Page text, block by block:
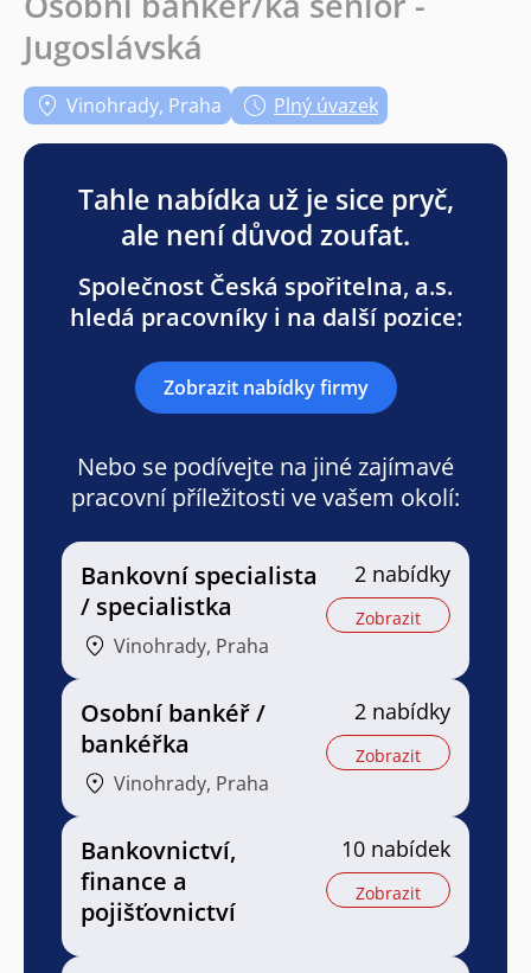
Jugoslávská
Vinohrady, Praha Plný úvazek
Tahle nabídka už je sice pryč,
ale není důvod zoufat.
Společnost Česká spořitelna, a.s.
hledá pracovníky i na další pozice:
Zobrazit nabídky firmy
Nebo se podívejte na jiné zajímavé
pracovní příležitosti ve vašem okolí:
Bankovní specialista
/ specialistka
Vinohrady, Praha
2 nabídky
Zobrazit
Osobní bankéř /
bankéřka
Vinohrady, Praha
2 nabídky
Zobrazit
Bankovnictví,
finance a
pojišťovnictví
10 nabídek
Zobrazit